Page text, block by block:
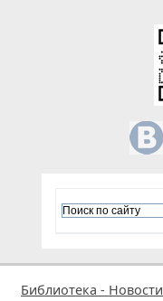
Библиотека - Новости